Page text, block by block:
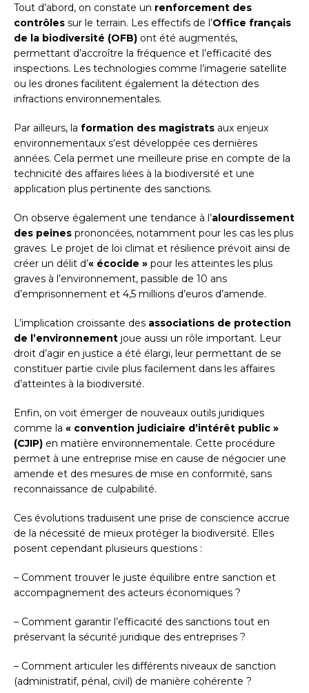
Tout d’abord, on constate un renforcement des
contrôles sur le terrain. Les effectifs de l’Office français
de la biodiversité (OFB) ont été augmentés,
permettant d’accroître la fréquence et l’efficacité des
inspections. Les technologies comme l’imagerie satellite
ou les drones facilitent également la détection des
infractions environnementales.
Par ailleurs, la formation des magistrats aux enjeux
environnementaux s’est développée ces dernières
années. Cela permet une meilleure prise en compte de la
technicité des affaires liées à la biodiversité et une
application plus pertinente des sanctions.
On observe également une tendance à l’alourdissement
des peines prononcées, notamment pour les cas les plus
graves. Le projet de loi climat et résilience prévoit ainsi de
créer un délit d’« écocide » pour les atteintes les plus
graves à l’environnement, passible de 10 ans
d’emprisonnement et 4,5 millions d’euros d’amende.
L’implication croissante des associations de protection
de l’environnement joue aussi un rôle important. Leur
droit d’agir en justice a été élargi, leur permettant de se
constituer partie civile plus facilement dans les affaires
d’atteintes à la biodiversité.
Enfin, on voit émerger de nouveaux outils juridiques
comme la « convention judiciaire d’intérêt public »
(CJIP) en matière environnementale. Cette procédure
permet à une entreprise mise en cause de négocier une
amende et des mesures de mise en conformité, sans
reconnaissance de culpabilité.
Ces évolutions traduisent une prise de conscience accrue
de la nécessité de mieux protéger la biodiversité. Elles
posent cependant plusieurs questions :
– Comment trouver le juste équilibre entre sanction et
accompagnement des acteurs économiques ?
– Comment garantir l’efficacité des sanctions tout en
préservant la sécurité juridique des entreprises ?
– Comment articuler les différents niveaux de sanction
(administratif, pénal, civil) de manière cohérente ?